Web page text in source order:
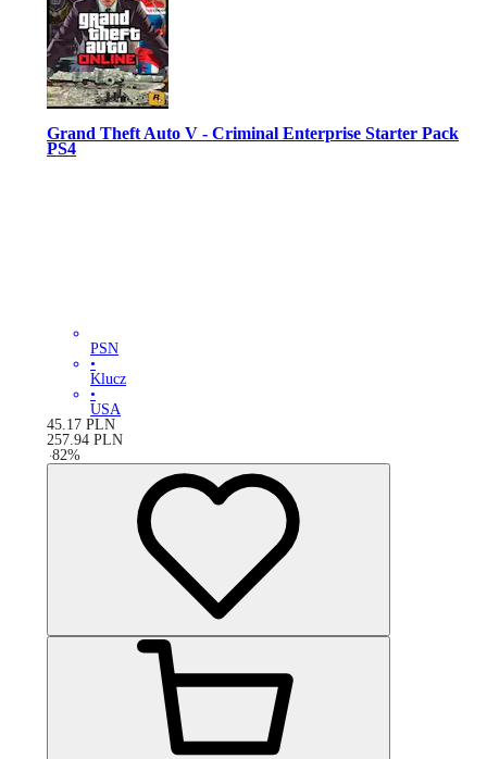
Grand Theft Auto V - Criminal Enterprise Starter Pack
PS4
PSN
•
Klucz
•
USA
45.17 PLN
257.94 PLN
-82%